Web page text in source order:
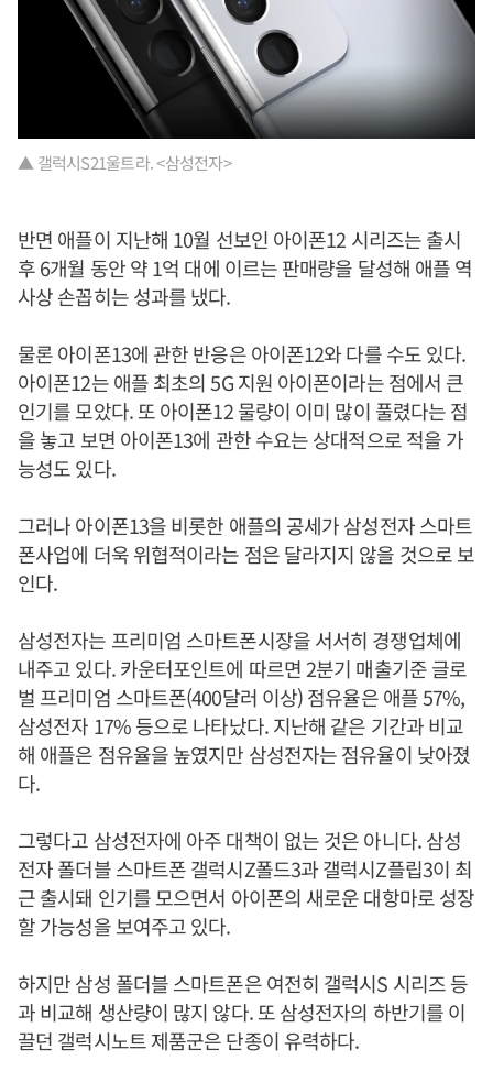
▲ 갤럭시S21울트라. <삼성전자>
반면 애플이 지난해 10월 선보인 아이폰12 시리즈는 출시
후 6개월 동안 약 1억 대에 이르는 판매량을 달성해 애플 역
사상 손꼽히는 성과를 냈다.
물론 아이폰13에 관한 반응은 아이폰12와 다를 수도 있다.
아이폰12는 애플 최초의 5G 지원 아이폰이라는 점에서 큰
인기를 모았다. 또 아이폰12 물량이 이미 많이 풀렸다는 점
을 놓고 보면 아이폰13에 관한 수요는 상대적으로 적을 가
능성도 있다.
그러나 아이폰13을 비롯한 애플의 공세가 삼성전자 스마트
폰사업에 더욱 위협적이라는 점은 달라지지 않을 것으로 보
인다.
삼성전자는 프리미엄 스마트폰시장을 서서히 경쟁업체에
내주고 있다. 카운터포인트에 따르면 2분기 매출기준 글로
벌 프리미엄 스마트폰(400달러 이상) 점유율은 애플 57%,
삼성전자 17% 등으로 나타났다. 지난해 같은 기간과 비교
해 애플은 점유율을 높였지만 삼성전자는 점유율이 낮아졌
다.
그렇다고 삼성전자에 아주 대책이 없는 것은 아니다. 삼성
전자 폴더블 스마트폰 갤럭시Z폴드3과 갤럭시Z플립3이 최
근 출시돼 인기를 모으면서 아이폰의 새로운 대항마로 성장
할 가능성을 보여주고 있다.
하지만 삼성 폴더블 스마트폰은 여전히 갤럭시S 시리즈 등
과 비교해 생산량이 많지 않다. 또 삼성전자의 하반기를 이
끌던 갤럭시노트 제품군은 단종이 유력하다.